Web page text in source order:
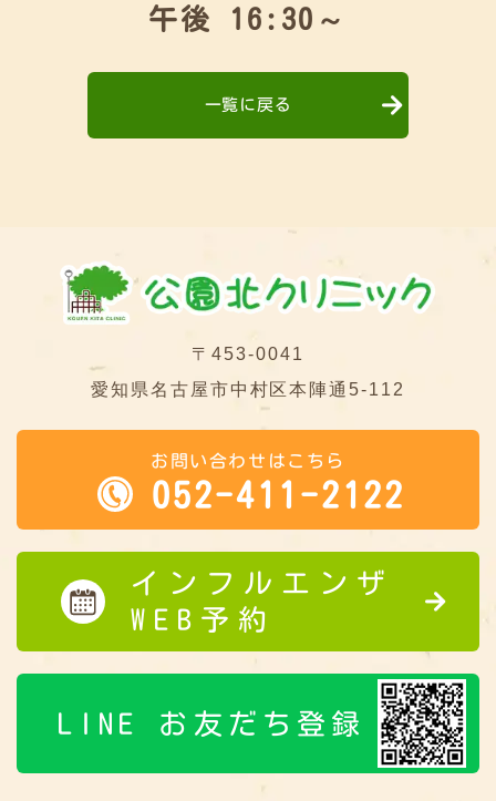
午後 16:30～
一覧に戻る
〒453-0041
愛知県名古屋市中村区本陣通5-112
お問い合わせはこちら
052-411-2122
インフルエンザ
WEB予約
LINE お友だち登録